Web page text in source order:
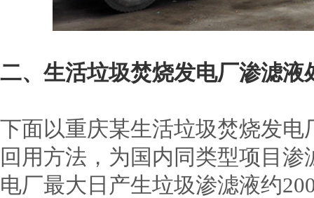
二、生活垃圾焚烧发电厂渗滤液
下面以重庆某生活垃圾焚烧发
回用方法，为国内同类型项目
电厂最大日产生垃圾渗滤液约